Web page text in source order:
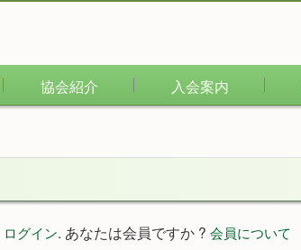
協会紹介 入会案内
ログイン. あなたは会員ですか ? 会員について